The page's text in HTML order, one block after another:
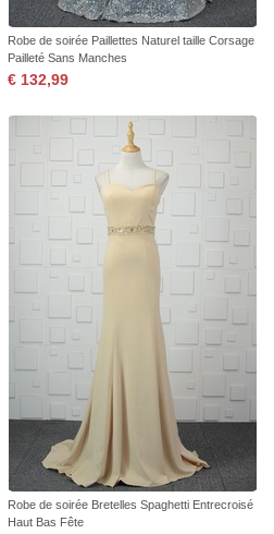
Robe de soirée Paillettes Naturel taille Corsage
Pailleté Sans Manches
€ 132,99
Robe de soirée Bretelles Spaghetti Entrecroisé
Haut Bas Fête